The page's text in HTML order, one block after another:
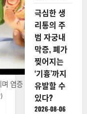
염증 반응을 일으킨다.
극심한 생
리통의 주
범 자궁내
막증, 폐가
찢어지는
‘기흉’까지
유발할 수
있다?
2026-08-06